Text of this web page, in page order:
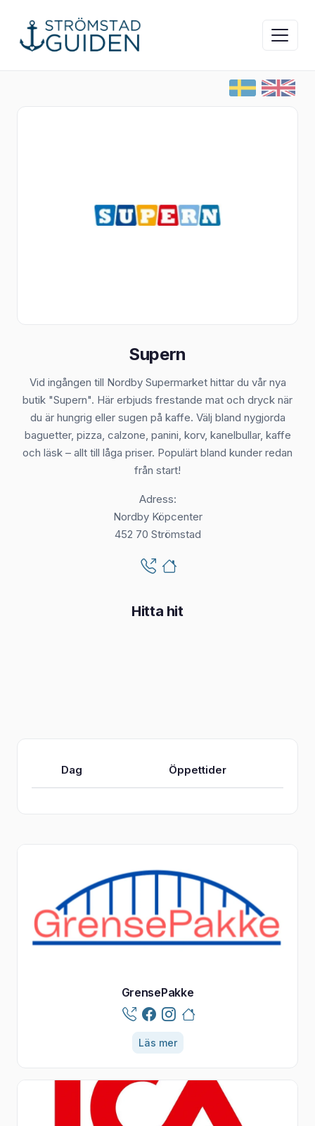
Supern
Vid ingången till Nordby Supermarket hittar du vår nya
butik "Supern". Här erbjuds frestande mat och dryck när
du är hungrig eller sugen på kaffe. Välj bland nygjorda
baguetter, pizza, calzone, panini, korv, kanelbullar, kaffe
och läsk – allt till låga priser. Populärt bland kunder redan
från start!
Adress:
Nordby Köpcenter
452 70 Strömstad
Hitta hit
Dag Öppettider
GrensePakke
Läs mer